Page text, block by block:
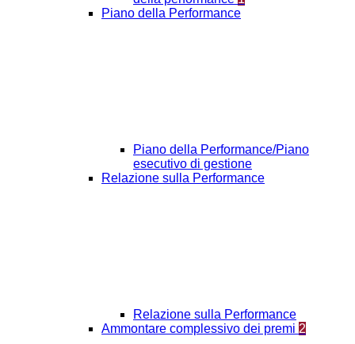
Piano della Performance
Piano della Performance/Piano
esecutivo di gestione
Relazione sulla Performance
Relazione sulla Performance
Ammontare complessivo dei premi 2